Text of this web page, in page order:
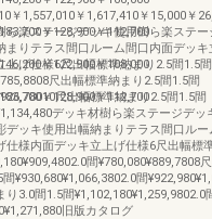
￥128,900￥112,700
￥122,900￥108,000
￥128,900￥112,700
￥1,557,010￥1,617,410￥15,000￥
ら楽ステージデッキ使用樹ら楽ステー
まりテラス間口ルーム間口内面デッキ
上げ仕様6尺出幅標準納まり2.5間1.5間
尺出幅標準納まり2.5間1.5間
尺出幅標準納まり2.5間1.5間
デッキ材樹ら楽ステージデッ
デッキ使用出幅納まりテラス間口ル
仕様内面デッキ立上げ仕様6尺出幅標
間¥780,080¥889,7808
間¥930,680¥1,066,3802.0間
り3.0間1.5間¥1,102,180¥1,259,9802.0
旧版カタログ